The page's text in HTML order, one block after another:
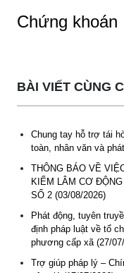
Chứng khoán
BÀI VIẾT CÙNG
Chung tay hỗ trợ tái
toàn, nhân văn và
THÔNG BÁO VỀ
KIỂM LÂM CƠ
SỐ 2 (03/08/2026)
Phát động, tuyên
định pháp luật về tổ
phương cấp xã (27/
Trợ giúp pháp lý –